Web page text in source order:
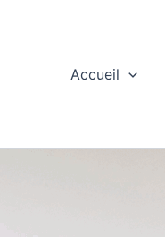
Accueil